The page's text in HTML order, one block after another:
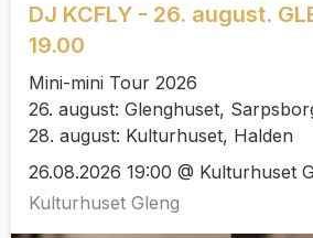
DJ KCFLY - 26. august.
19.00
Mini-mini Tour 2026
26. august: Glenghuset,
28. august: Kulturhuset, Halden
26.08.2026 19:00 @ Kulturhuset
Kulturhuset Gleng